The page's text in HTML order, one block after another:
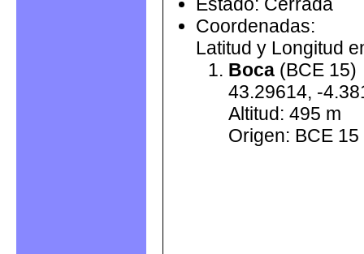
Coordenadas:
Latitud y Longitud
Boca (BCE 15)
43.29614, -
Altitud: 495 m
Origen: BCE